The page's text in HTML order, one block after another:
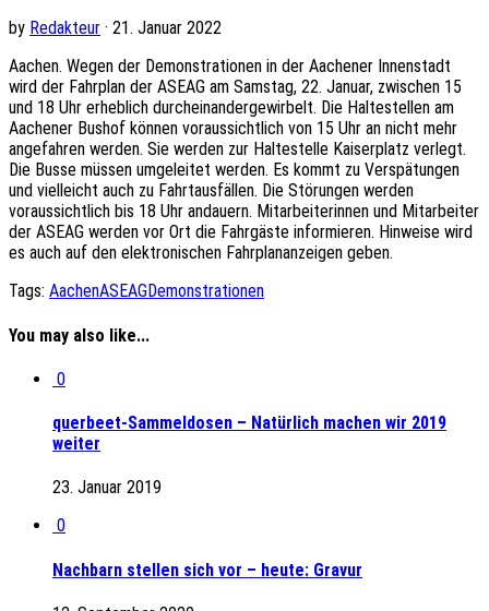
by Redakteur · 21. Januar 2022
Aachen. Wegen der Demonstrationen in der Aachener Innenstadt
wird der Fahrplan der ASEAG am Samstag, 22. Januar, zwischen 15
und 18 Uhr erheblich durcheinandergewirbelt. Die Haltestellen am
Aachener Bushof können voraussichtlich von 15 Uhr an nicht mehr
angefahren werden. Sie werden zur Haltestelle Kaiserplatz verlegt.
Die Busse müssen umgeleitet werden. Es kommt zu Verspätungen
und vielleicht auch zu Fahrtausfällen. Die Störungen werden
voraussichtlich bis 18 Uhr andauern. Mitarbeiterinnen und Mitarbeiter
der ASEAG werden vor Ort die Fahrgäste informieren. Hinweise wird
es auch auf den elektronischen Fahrplananzeigen geben.
Tags: AachenASEAGDemonstrationen
You may also like...
0
querbeet-Sammeldosen – Natürlich machen wir 2019
weiter
23. Januar 2019
0
Nachbarn stellen sich vor – heute: Gravur